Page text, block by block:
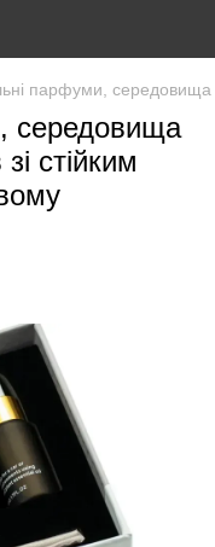
парфуми, середовища
середовища
стійким